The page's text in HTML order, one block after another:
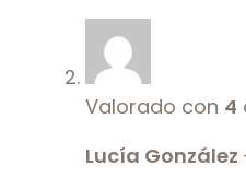
Valorado con 4
Lucía González